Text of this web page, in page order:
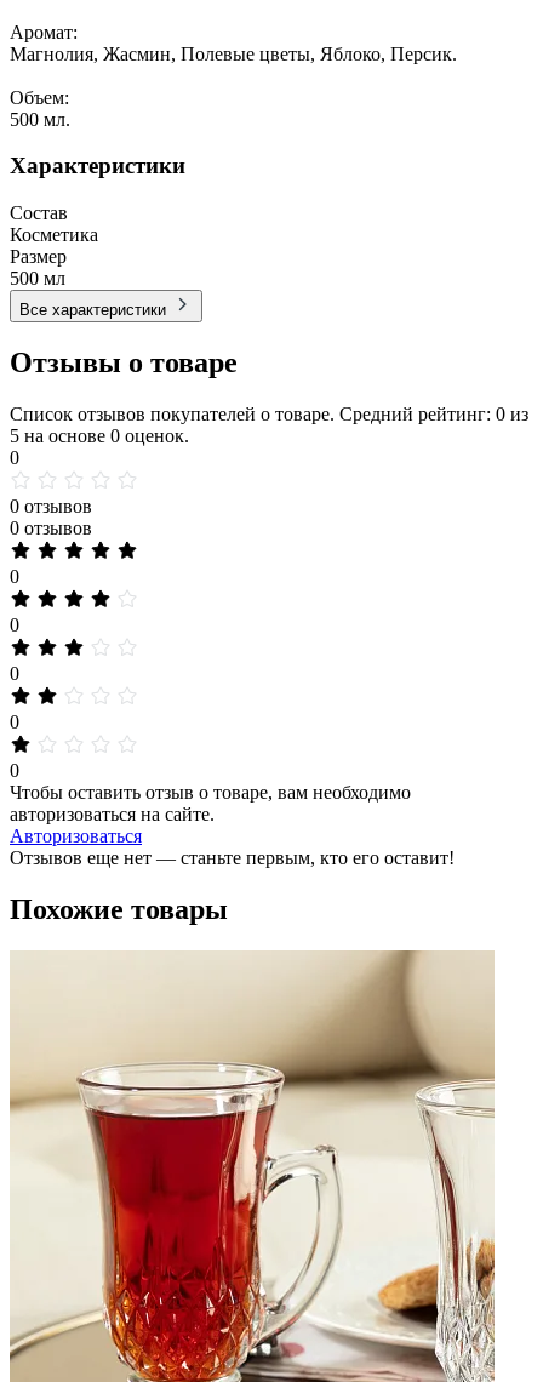
Аромат:
Магнолия, Жасмин, Полевые цветы, Яблоко, Персик.
Объем:
500 мл.
Характеристики
Состав
Косметика
Размер
500 мл
Все характеристики
Отзывы о товаре
Список отзывов покупателей о товаре. Средний рейтинг: 0 из
5 на основе 0 оценок.
0
0 отзывов
0 отзывов
0
0
0
0
0
Чтобы оставить отзыв о товаре, вам необходимо
авторизоваться на сайте.
Авторизоваться
Отзывов еще нет — станьте первым, кто его оставит!
Похожие товары